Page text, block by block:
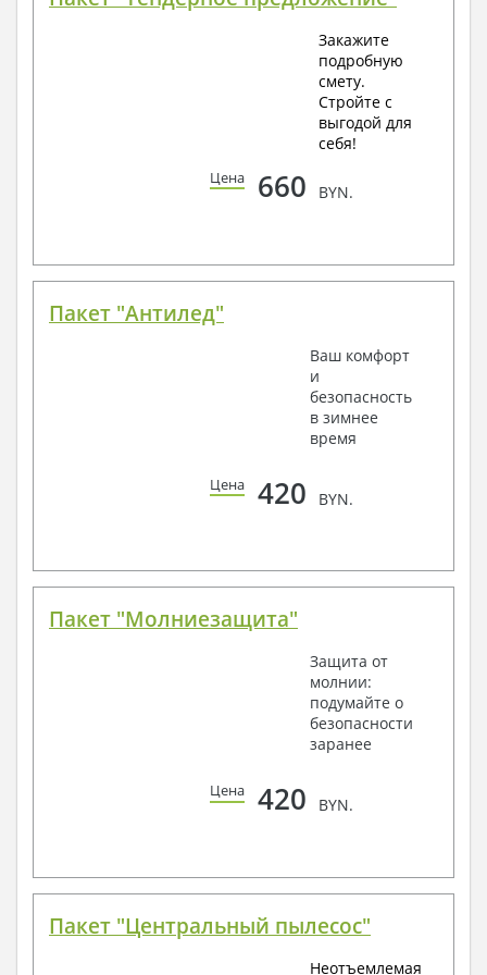
Закажите
подробную
смету.
Стройте с
выгодой для
себя!
Цена 660 BYN.
Пакет "Антилед"
Ваш комфорт
и
безопасность
в зимнее
время
Цена 420 BYN.
Пакет "Молниезащита"
Защита от
молнии:
подумайте о
безопасности
заранее
Цена 420 BYN.
Пакет "Центральный пылесос"
Неотъемлемая